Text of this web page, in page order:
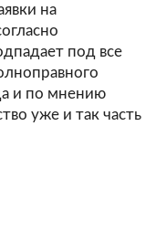
на
под все
и по мнению
уже и так часть